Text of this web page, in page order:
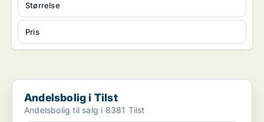
Størrelse
Pris
Andelsbolig i Tilst
Andelsbolig i Tilst
Andelsbolig til salg i 8381 Tilst